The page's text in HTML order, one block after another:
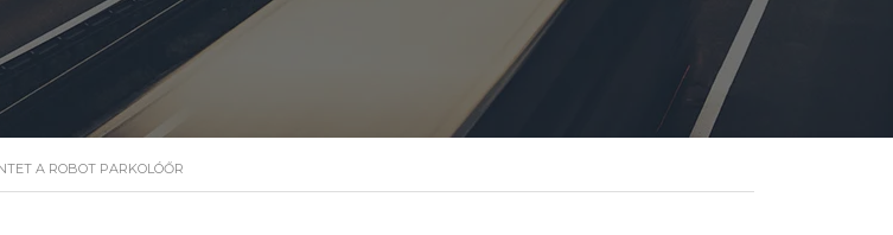
A ROBOT PARKOLÓŐR